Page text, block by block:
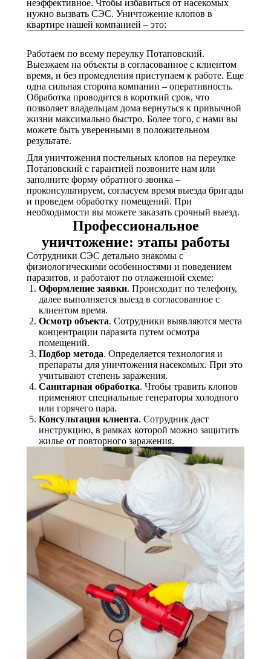
неэффективное. Чтобы избавиться от насекомых
нужно вызвать СЭС. Уничтожение клопов в
квартире нашей компанией – это:
Работаем по всему переулку Потаповский.
Выезжаем на объекты в согласованное с клиентом
время, и без промедления приступаем к работе. Еще
одна сильная сторона компании – оперативность.
Обработка проводится в короткий срок, что
позволяет владельцам дома вернуться к привычной
жизни максимально быстро. Более того, с нами вы
можете быть уверенными в положительном
результате.
Для уничтожения постельных клопов на переулке
Потаповский с гарантией позвоните нам или
заполните форму обратного звонка –
проконсультируем, согласуем время выезда бригады
и проведем обработку помещений. При
необходимости вы можете заказать срочный выезд.
Профессиональное
уничтожение: этапы работы
Сотрудники СЭС детально знакомы с
физиологическими особенностями и поведением
паразитов, и работают по отлаженной схеме:
Оформление заявки. Происходит по телефону,
далее выполняется выезд в согласованное с
клиентом время.
Осмотр объекта. Сотрудники выявляются места
концентрации паразита путем осмотра
помещений.
Подбор метода. Определяется технология и
препараты для уничтожения насекомых. При это
учитывают степень заражения.
Санитарная обработка. Чтобы травить клопов
применяют специальные генераторы холодного
или горячего пара.
Консультация клиента. Сотрудник даст
инструкцию, в рамках которой можно защитить
жилье от повторного заражения.